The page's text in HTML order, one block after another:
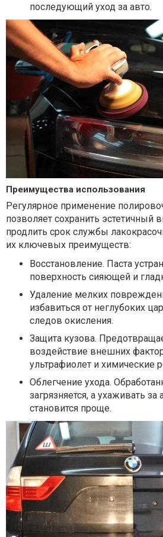
последующий уход за авто.
Преимущества использования
Регулярное применение
позволяет сохранить эстетичный
продлить срок службы
их ключевых преимуществ:
Восстановление. Паста
поверхность сияющей и
Удаление мелких
избавиться от неглубоких
следов окисления.
Защита кузова.
воздействие внешних
ультрафиолет и химические
Облегчение ухода.
загрязняется, а ухаживать
становится проще.